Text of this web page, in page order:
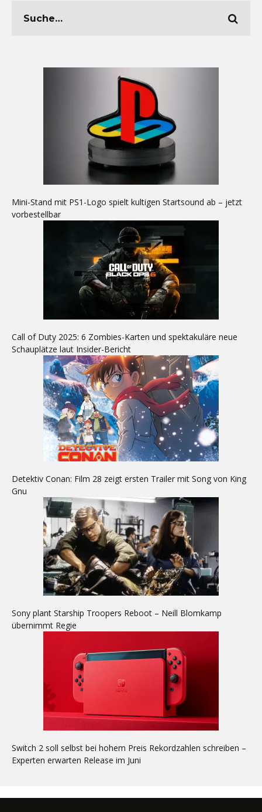
Mini-Stand mit PS1-Logo spielt kultigen Startsound ab – jetzt
vorbestellbar
Call of Duty 2025: 6 Zombies-Karten und spektakuläre neue
Schauplätze laut Insider-Bericht
Detektiv Conan: Film 28 zeigt ersten Trailer mit Song von King
Gnu
Sony plant Starship Troopers Reboot – Neill Blomkamp
übernimmt Regie
Switch 2 soll selbst bei hohem Preis Rekordzahlen schreiben –
Experten erwarten Release im Juni